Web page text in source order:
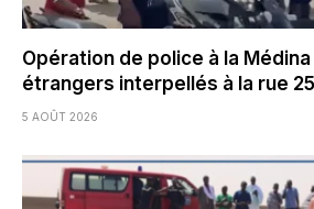
Opération de police à la
étrangers interpellés à la rue
5 AOÛT 2026